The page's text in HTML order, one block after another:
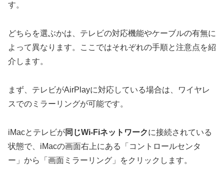
す。
どちらを選ぶかは、テレビの対応機能やケーブルの有無に
よって異なります。ここではそれぞれの手順と注意点を紹
介します。
まず、テレビがAirPlayに対応している場合は、ワイヤレ
スでのミラーリングが可能です。
iMacとテレビが同じWi-Fiネットワークに接続されている
状態で、iMacの画面右上にある「コントロールセンタ
ー」から「画面ミラーリング」をクリックします。